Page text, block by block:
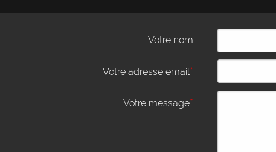
Votre nom
Votre adresse email*
Votre message*